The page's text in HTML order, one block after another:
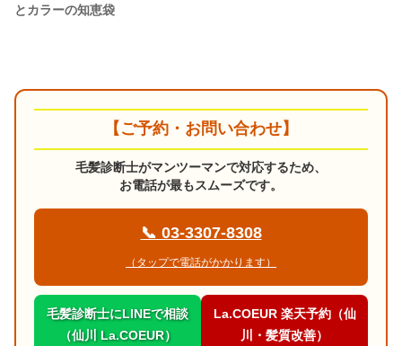
とカラーの知恵袋
【ご予約・お問い合わせ】
毛髪診断士がマンツーマンで対応するため、
お電話が最もスムーズです。
📞 03-3307-8308
（タップで電話がかかります）
毛髪診断士にLINEで相談
（仙川 La.COEUR）
La.COEUR 楽天予約（仙
川・髪質改善）